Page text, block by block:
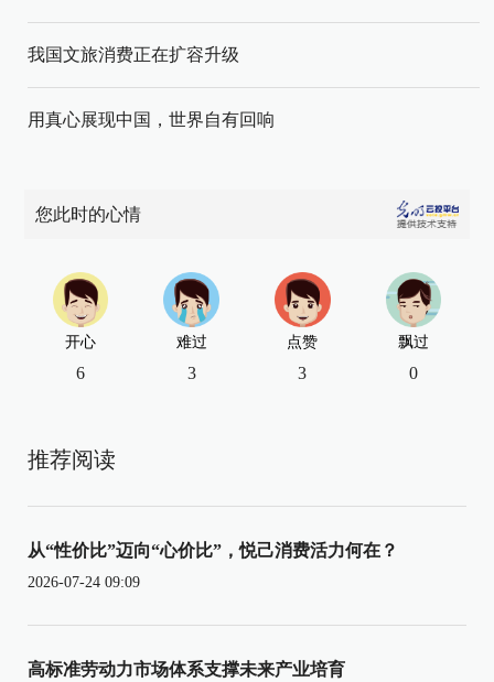
我国文旅消费正在扩容升级
用真心展现中国，世界自有回响
您此时的心情
开心
6
难过
3
点赞
3
飘过
0
推荐阅读
从“性价比”迈向“心价比”，悦己消费活力何在？
2026-07-24 09:09
高标准劳动力市场体系支撑未来产业培育